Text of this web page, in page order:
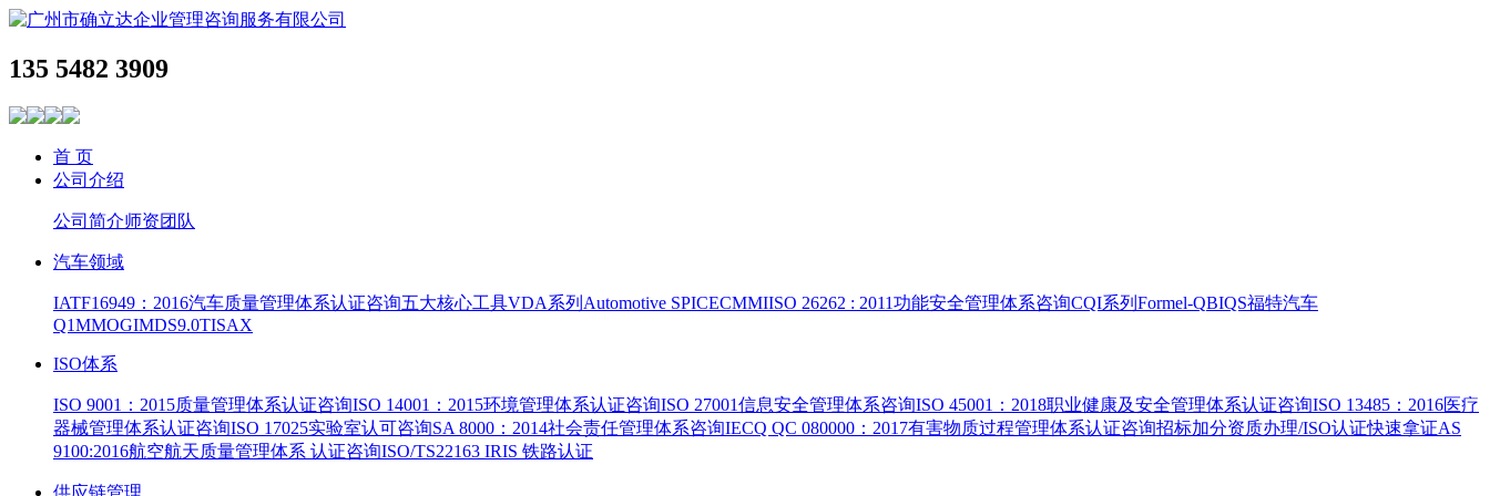
135 5482 3909
首 页
公司介绍
公司简介师资团队
汽车领域
IATF16949：2016汽车质量管理体系认证咨询五大核心工具VDA系列 Automotive SPICECMMIISO 26262 : 2011功能安全管理体系咨询CQI系列 Formel-QBIQS福特汽车
Q1MMOGIMDS9.0TISAX
ISO体系
ISO 9001：2015质量管理体系认证咨询ISO 14001：2015环境管理体系认证咨询ISO 27001信息安全管理体系咨询ISO 45001：2018职业健康及安全管理体系认证咨询ISO 13485：2016医疗
器械管理体系认证咨询ISO 17025实验室认可咨询SA 8000：2014社会责任管理体系咨询IECQ QC 080000：2017有害物质过程管理体系认证咨询招标加分资质办理/ISO认证快速拿证AS
9100:2016航空航天质量管理体系 认证咨询ISO/TS22163 IRIS 铁路认证
供应链管理